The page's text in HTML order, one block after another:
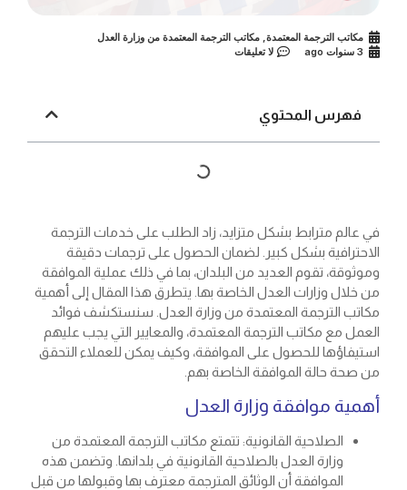
مكاتب الترجمة المعتمدة مكاتب الترجمة المعتمدة من وزارة العدل
3 سنوات ago
لا تعليقات
فهرس المحتوي
في عالم مترابط بشكل متزايد، زاد الطلب على خدمات الترجمة
الاحترافية بشكل كبير. لضمان الحصول على ترجمات دقيقة
وموثوقة، تقوم العديد من البلدان، بما في ذلك عملية الموافقة
من خلال وزارات العدل الخاصة بها. يتطرق هذا المقال إلى أهمية
مكاتب الترجمة المعتمدة من وزارة العدل. سنستكشف فوائد
العمل مع مكاتب الترجمة المعتمدة، والمعايير التي يجب عليهم
استيفاؤها للحصول على الموافقة، وكيف يمكن للعملاء التحقق
من صحة حالة الموافقة الخاصة بهم.
أهمية موافقة وزارة العدل
الصلاحية القانونية: تتمتع مكاتب الترجمة المعتمدة من
وزارة العدل بالصلاحية القانونية في بلدانها. وتضمن هذه
الموافقة أن الوثائق المترجمة معترف بها وقبولها من قبل